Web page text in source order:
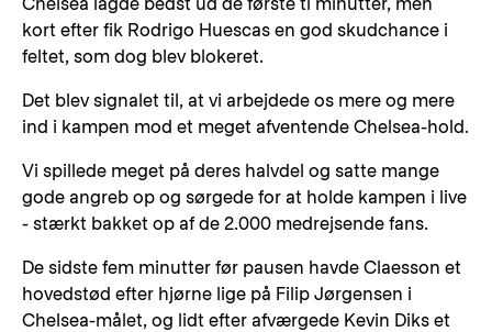
kort efter fik Rodrigo Huescas en god skudchance i
feltet, som dog blev blokeret.
Det blev signalet til, at vi arbejdede os mere og mere
ind i kampen mod et meget afventende Chelsea-hold.
Vi spillede meget på deres halvdel og satte mange
gode angreb op og sørgede for at holde kampen i live
- stærkt bakket op af de 2.000 medrejsende fans.
De sidste fem minutter før pausen havde Claesson et
hovedstød efter hjørne lige på Filip Jørgensen i
Chelsea-målet, og lidt efter afværgede Kevin Diks et